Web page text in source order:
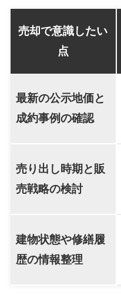
売却で意識したい
点
最新の公示地価と
成約事例の確認
売り出し時期と販
売戦略の検討
建物状態や修繕履
歴の情報整理